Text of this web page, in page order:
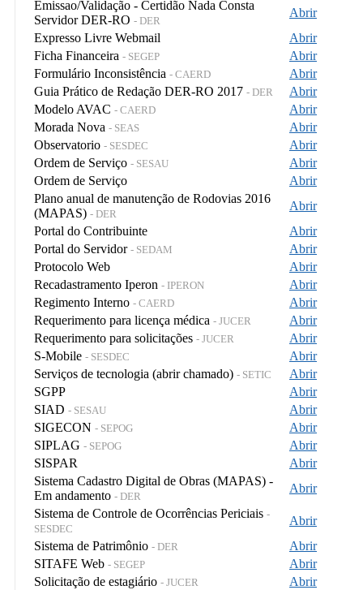
Emissao/Validação - Certidão Nada Consta
Servidor DER-RO - DER
Abrir
Expresso Livre Webmail
Abrir
Ficha Financeira - SEGEP
Abrir
Formulário Inconsistência - CAERD
Abrir
Guia Prático de Redação DER-RO 2017 - DER
Abrir
Modelo AVAC - CAERD
Abrir
Morada Nova - SEAS
Abrir
Observatorio - SESDEC
Abrir
Ordem de Serviço - SESAU
Abrir
Ordem de Serviço
Abrir
Plano anual de manutenção de Rodovias 2016
(MAPAS) - DER
Abrir
Portal do Contribuinte
Abrir
Portal do Servidor - SEDAM
Abrir
Protocolo Web
Abrir
Recadastramento Iperon - IPERON
Abrir
Regimento Interno - CAERD
Abrir
Requerimento para licença médica - JUCER
Abrir
Requerimento para solicitações - JUCER
Abrir
S-Mobile - SESDEC
Abrir
Serviços de tecnologia (abrir chamado) - SETIC
Abrir
SGPP
Abrir
SIAD - SESAU
Abrir
SIGECON - SEPOG
Abrir
SIPLAG - SEPOG
Abrir
SISPAR
Abrir
Sistema Cadastro Digital de Obras (MAPAS) -
Em andamento - DER
Abrir
Sistema de Controle de Ocorrências Periciais -
SESDEC
Abrir
Sistema de Patrimônio - DER
Abrir
SITAFE Web - SEGEP
Abrir
Solicitação de estagiário - JUCER
Abrir